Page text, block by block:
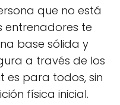
que no está
entrenadores te
base sólida y
a través de los
es para todos, sin
física inicial.